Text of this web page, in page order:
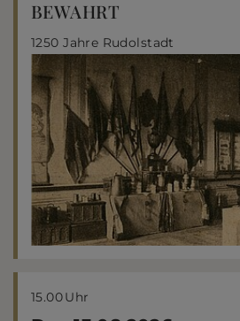
BEWAHRT
1250 Jahre Rudolstadt
15.00Uhr